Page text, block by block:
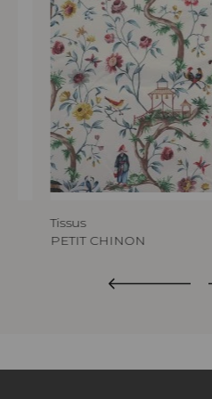
Tissus
PETIT CHINON